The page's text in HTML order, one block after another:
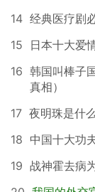
14 经典医疗剧
15
日本十大爱
16 韩国叫棒子
真相）
17 夜明珠是什
18 中国十大功
19 战神霍去病